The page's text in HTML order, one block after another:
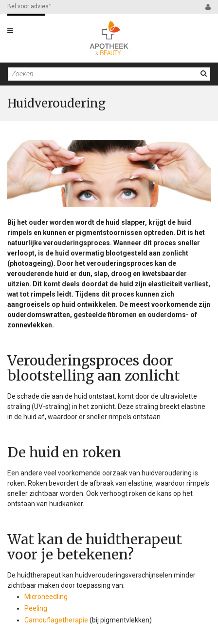
Bel voor advies *
Huidveroudering
Bij het ouder worden wordt de huid slapper, krijgt de huid
rimpels en kunnen er pigmentstoornissen optreden. Dit is het
natuurlijke verouderingsproces. Wanneer dit proces sneller
verloopt, is de huid overmatig blootgesteld aan zonlicht
(photoageing). Door het verouderingsproces kan de
verouderende huid er dun, slap, droog en kwetsbaarder
uitzien. Dit komt deels doordat de huid zijn elasticiteit verliest,
wat tot rimpels leidt. Tijdens dit proces kunnen zich
aangroeisels op huid ontwikkelen. De meest voorkomende zijn
ouderdomswratten, gesteelde fibromen en ouderdoms- of
zonnevlekken.
Verouderingsproces door
blootstelling aan zonlicht
De schade die aan de huid ontstaat, komt door de ultraviolette
straling (UV-straling) in het zonlicht. Deze straling breekt elastine
in de huid af, waardoor er sneller rimpels ontstaan.
De huid en roken
Een andere veel voorkomende oorzaak van huidveroudering is
roken. Roken bevordert de afbraak van elastine, waardoor rimpels
sneller zichtbaar worden. Ook verhoogt roken de kans op het
ontstaan van huidkanker.
Wat kan de huidtherapeut
voor je betekenen?
De huidtherapeut kan huidverouderingsverschijnselen minder
zichtbaar maken door toepassing van:
Microneedling
Peeling
Camouflagetherapie (bij pigmentvlekken)
Filter